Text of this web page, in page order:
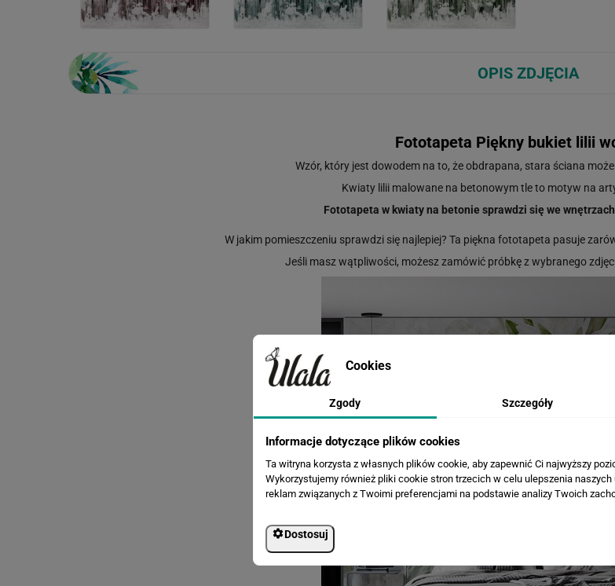
OPIS ZDJĘCIA
Fototapeta Piękny bukiet lilii
Wzór, który jest dowodem na to, że obdrapana, stara ściana
Kwiaty lilii malowane na betonowym tle to motyw na
Fototapeta w kwiaty na betonie sprawdzi się we
W jakim pomieszczeniu sprawdzi się najlepiej? Ta piękna fototapeta pasuje
Jeśli masz wątpliwości, możesz zamówić próbkę z wybranego
Cookies
Zgody Szczegóły
Informacje dotyczące plików cookies
Ta witryna korzysta z własnych plików cookie, aby zapewnić Ci najwyższy
Wykorzystujemy również pliki cookie stron trzecich w celu ulepszenia
reklam związanych z Twoimi preferencjami na podstawie analizy Twoich
Dostosuj